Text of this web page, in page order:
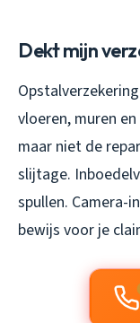
Dekt mijn
vloeren, muren
maar niet de
slijtage.
spullen. Camera-
bewijs voor je